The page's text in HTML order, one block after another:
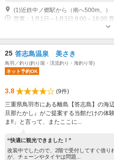
(1)近鉄中ノ郷駅から（南へ500m。）
営業：1月1日～1月3日 9:00～18:00
25 答志島温泉 美さき
鳥羽／釣り(釣り堀・渓流釣り・海釣り等)
ネット予約OK
3.8
(9件)
三重県鳥羽市にある離島【答志島】の海
旦那たかし』がご提案する当館だけの体
ま!!」と言って、またここに...
“快適に観光できました！”
改装中でしたので、2階で受付してすぐ借
が、チェーンやタイヤは問題...